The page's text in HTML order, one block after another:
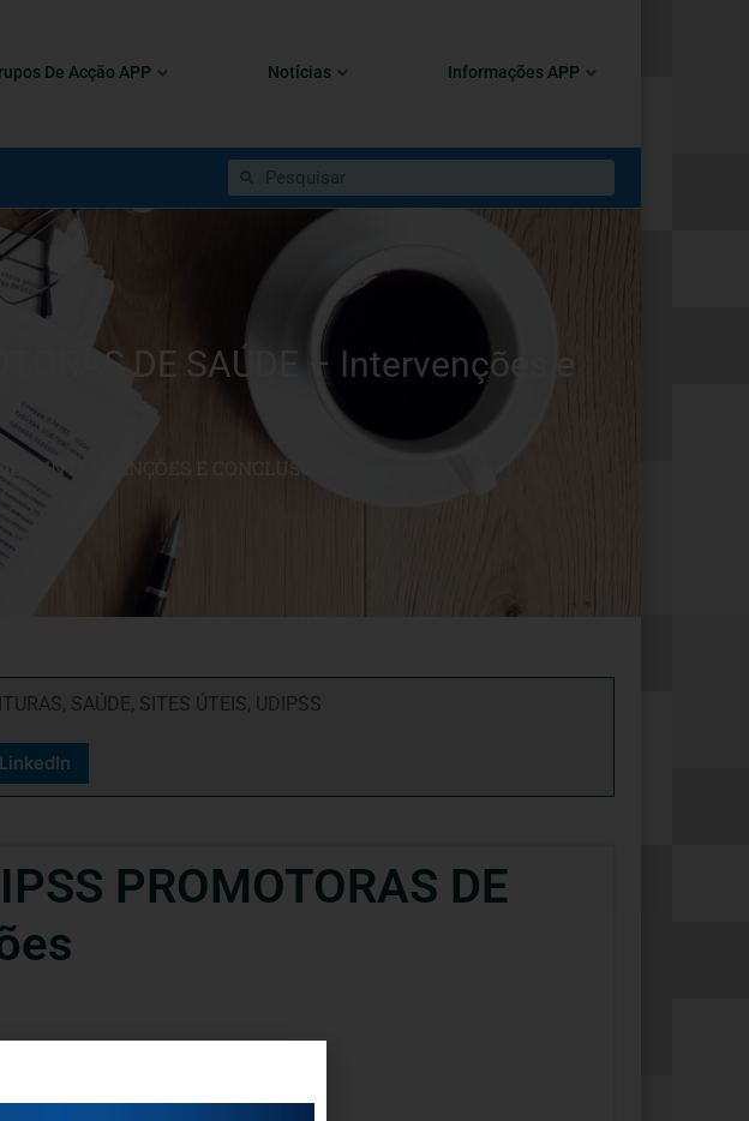
De Acção APP Notícias Informações APP
DE SAÚDE – Intervenções e
– INTERVENÇÕES E CONCLUSÕES
, SAÚDE, SITES ÚTEIS, UDIPSS
PROMOTORAS DE
_v.20nov